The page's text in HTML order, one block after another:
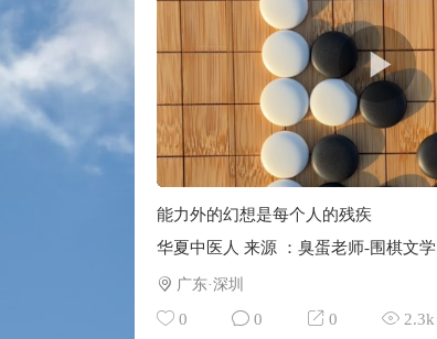
能力外的幻想是每个人的残疾
华夏中医人 来源 ：臭蛋老师-围棋文学
广东·深圳
0 0 0 2.3k